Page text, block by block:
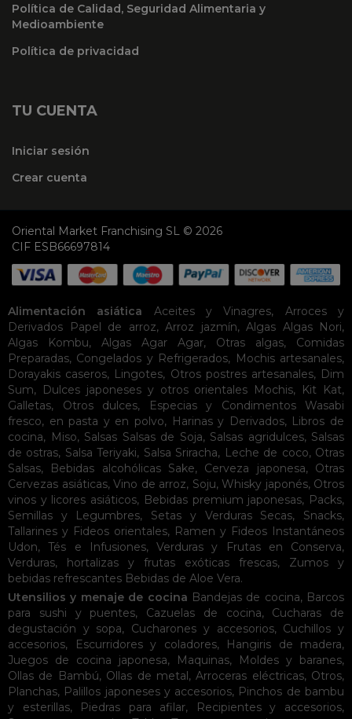
Política de Calidad, Seguridad Alimentaria y
Medioambiente
Política de privacidad
TU CUENTA
Iniciar sesión
Crear cuenta
Oriental Market Franchising SL © 2026
CIF ESB66697814
Alimentación asiática Aceites y Vinagres, Arroces y
Derivados
Papel de arroz, Arroz jazmín, Algas Algas Nori,
Algas Kombu, Algas Agar Agar, Otras algas, Comidas
Preparadas, Congelados y Refrigerados, Mochis artesanales,
Dorayakis caseros, Lingotes, Otros postres artesanales, Dim
Sum, Dulces japoneses y otros orientales Mochis, Kit Kat,
Galletas, Otros dulces, Especias y Condimentos
Wasabi
fresco, en pasta y en polvo, Harinas y Derivados, Libros de
cocina, Miso, Salsas Salsas de Soja, Salsas agridulces, Salsas
de ostras, Salsa Teriyaki, Salsa Sriracha, Leche de coco, Otras
Salsas, Bebidas alcohólicas Sake, Cerveza japonesa, Otras
Cervezas asiáticas, Vino de arroz, Soju, Whisky japonés, Otros
vinos y licores asiáticos, Bebidas premium japonesas, Packs,
Semillas y Legumbres, Setas y Verduras Secas, Snacks,
Tallarines y Fideos orientales, Ramen y Fideos Instantáneos
Udon,Tés e Infusiones, Verduras y Frutas en Conserva,
Verduras, hortalizas y frutas exóticas frescas, Zumos y
bebidas refrescantes Bebidas de Aloe Vera.
Utensilios y menaje de cocina Bandejas de cocina, Barcos
para sushi y puentes, Cazuelas de cocina, Cucharas de
degustación y sopa, Cucharones y accesorios, Cuchillos y
accesorios, Escurridores y coladores, Hangiris de madera,
Juegos de cocina japonesa, Maquinas, Moldes y baranes,
Ollas de Bambú, Ollas de metal,Arroceras eléctricas, Otros,
Planchas, Palillos japoneses y accesorios, Pinchos de bambu
y esterillas, Piedras para afilar, Recipientes y accesorios,